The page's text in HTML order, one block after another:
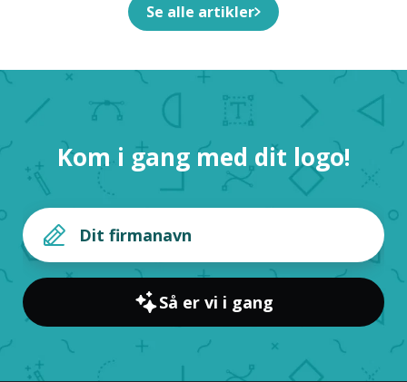
Se alle artikler
Kom i gang med dit logo!
Så er vi i gang